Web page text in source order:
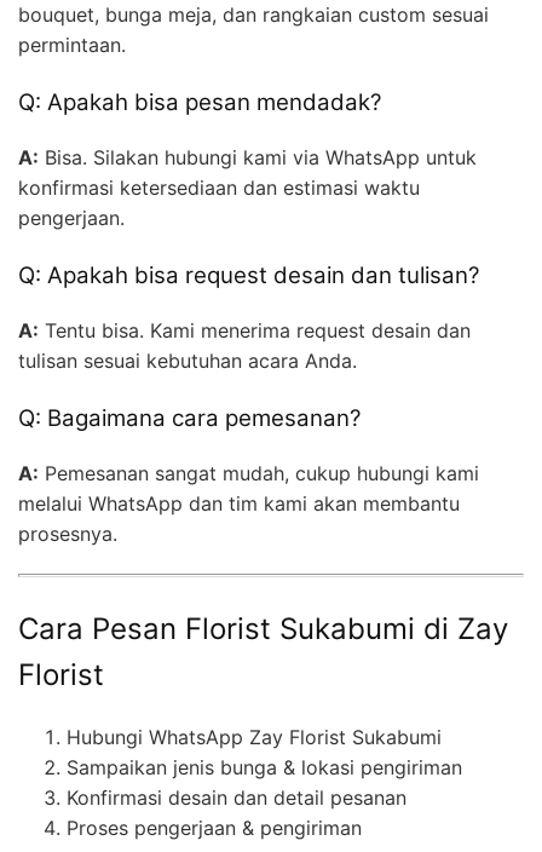
bouquet, bunga meja, dan rangkaian custom sesuai
permintaan.
Q: Apakah bisa pesan mendadak?
A: Bisa. Silakan hubungi kami via WhatsApp untuk
konfirmasi ketersediaan dan estimasi waktu
pengerjaan.
Q: Apakah bisa request desain dan tulisan?
A: Tentu bisa. Kami menerima request desain dan
tulisan sesuai kebutuhan acara Anda.
Q: Bagaimana cara pemesanan?
A: Pemesanan sangat mudah, cukup hubungi kami
melalui WhatsApp dan tim kami akan membantu
prosesnya.
Cara Pesan Florist Sukabumi di Zay
Florist
Hubungi WhatsApp Zay Florist Sukabumi
Sampaikan jenis bunga & lokasi pengiriman
Konfirmasi desain dan detail pesanan
Proses pengerjaan & pengiriman